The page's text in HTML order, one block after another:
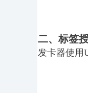
二、标签
发卡器使用